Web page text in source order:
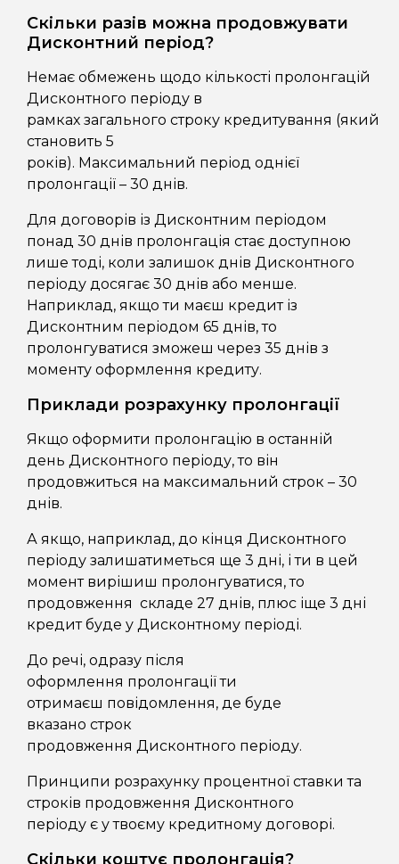
Скільки разів можна продовжувати
Дисконтний період?
Немає обмежень щодо кількості пролонгацій
Дисконтного періоду в
рамках загального строку кредитування (який
становить 5
років). Максимальний період однієї
пролонгації – 30 днів.
Для договорів із Дисконтним періодом
понад 30 днів пролонгація стає доступною
лише тоді, коли залишок днів Дисконтного
періоду досягає 30 днів або менше.
Наприклад, якщо ти маєш кредит із
Дисконтним періодом 65 днів, то
пролонгуватися зможеш через 35 днів з
моменту оформлення кредиту.
Приклади розрахунку пролонгації
Якщо оформити пролонгацію в останній
день Дисконтного періоду, то він
продовжиться на максимальний строк – 30
днів.
А якщо, наприклад, до кінця Дисконтного
періоду залишатиметься ще 3 дні, і ти в цей
момент вирішиш пролонгуватися, то
продовження складе 27 днів, плюс іще 3 дні
кредит буде у Дисконтному періоді.
До речі, одразу після
оформлення пролонгації ти
отримаєш повідомлення, де буде
вказано строк
продовження Дисконтного періоду.
Принципи розрахунку процентної ставки та
строків продовження Дисконтного
періоду є у твоєму кредитному договорі.
Скільки коштує пролонгація?